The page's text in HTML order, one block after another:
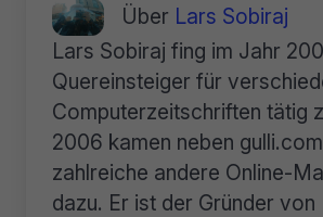
Über Lars Sobiraj
Lars Sobiraj fing im Jahr
Quereinsteiger für
Computerzeitschriften tätig
2006 kamen neben
zahlreiche andere Online-
dazu. Er ist der Gründer von